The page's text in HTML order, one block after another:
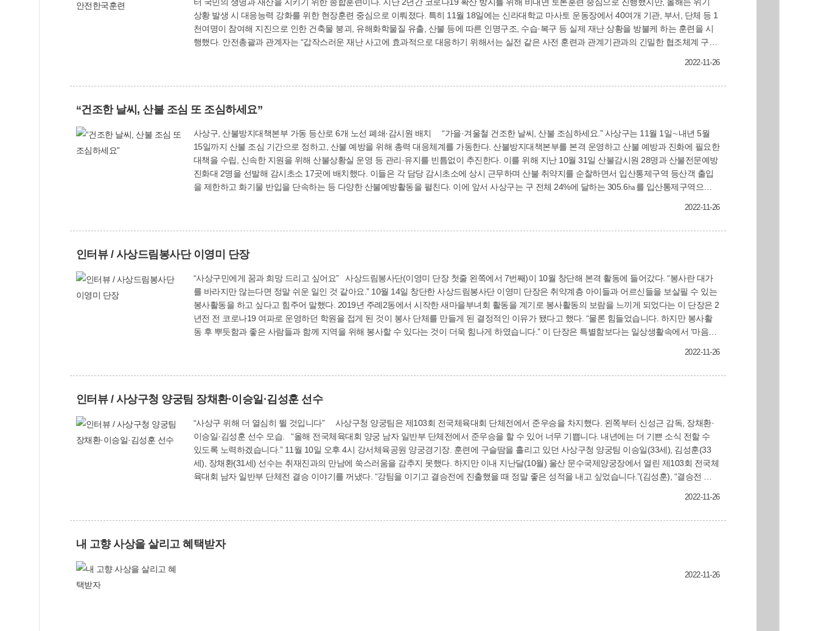
상황 발생 시 대응능력 강화를 위한 현장훈련 중심으로 이뤄졌다. 특히 11월 18일에는 신라대학교 마사토 운동장에서 40여개 기관, 부서, 단체 등 1
천여명이 참여해 지진으로 인한 건축물 붕괴, 유해화학물질 유출, 산불 등에 따른 인명구조, 수습·복구 등 실제 재난 상황을 방불케 하는 훈련을 시
행했다. 안전총괄과 관계자는 “갑작스러운 재난 사고에 효과적으로 대응하기 위해서는 실전 같은 사전 훈련과 관계기관과의 긴밀한 협조체계 구축
2022-11-26
“건조한 날씨, 산불 조심 또 조심하세요”
사상구, 산불방지대책본부 가동 등산로 6개 노선 폐쇄·감시원 배치 “가을·겨울철 건조한 날씨, 산불 조심하세요.” 사상구는 11월 1일∼내년 5월
15일까지 산불 조심 기간으로 정하고, 산불 예방을 위해 총력 대응체계를 가동한다. 산불방지대책본부를 본격 운영하고 산불 예방과 진화에 필요한
대책을 수립, 신속한 지원을 위해 산불상황실 운영 등 관리·유지를 빈틈없이 추진한다. 이를 위해 지난 10월 31일 산불감시원 28명과 산불전문예방
진화대 2명을 선발해 감시초소 17곳에 배치했다. 이들은 각 담당 감시초소에 상시 근무하며 산불 취약지를 순찰하면서 입산통제구역 등산객 출입
을 제한하고 화기물 반입을 단속하는 등 다양한 산불예방활동을 펼친다. 이에 앞서 사상구는 구 전체 24%에 달하는 305.6㏊를 입산통제구역으로
다"고 말했다. 녹지공원과(☎310-4545)
2022-11-26
인터뷰 / 사상드림봉사단 이영미 단장
“사상구민에게 꿈과 희망 드리고 싶어요” 사상드림봉사단(이영미 단장 첫줄 왼쪽에서 7번째)이 10월 창단해 본격 활동에 들어갔다. “봉사란 대가
를 바라지만 않는다면 정말 쉬운 일인 것 같아요.” 10월 14일 창단한 사상드림봉사단 이영미 단장은 취약계층 아이들과 어르신들을 보살필 수 있는
봉사활동을 하고 싶다고 힘주어 말했다. 2019년 주례2동에서 시작한 새마을부녀회 활동을 계기로 봉사활동의 보람을 느끼게 되었다는 이 단장은 2
년전 전 코로나19 여파로 운영하던 학원을 접게 된 것이 봉사 단체를 만들게 된 결정적인 이유가 됐다고 했다. “물론 힘들었습니다. 하지만 봉사활
동 후 뿌듯함과 좋은 사람들과 함께 지역을 위해 봉사할 수 있다는 것이 더욱 힘나게 하였습니다.” 이 단장은 특별함보다는 일상생활속에서 ‘마음이
까지 매월 10만원씩 지원한다. 요양원에 입소한 어르신들의 나들이 지원과 함께 관내 환경정화 활동, 도서 기증 등 봉사가 필요한 곳이라면 어디든
봉사활동이니 뜻이 있지만 실천하지 못했던 분들의 적극적인 참여를 부탁한다”고 말했다.
2022-11-26
인터뷰 / 사상구청 양궁팀 장채환·이승일·김성훈 선수
“사상구 위해 더 열심히 뛸 것입니다” 사상구청 양궁팀은 제103회 전국체육대회 단체전에서 준우승을 차지했다. 왼쪽부터 신성근 감독, 장채환·
이승일·김성훈 선수 모습. “올해 전국체육대회 양궁 남자 일반부 단체전에서 준우승을 할 수 있어 너무 기쁩니다. 내년에는 더 기쁜 소식 전할 수
있도록 노력하겠습니다.” 11월 10일 오후 4시 강서체육공원 양궁경기장. 훈련에 구슬땀을 흘리고 있던 사상구청 양궁팀 이승일(33세), 김성훈(33
세), 장채환(31세) 선수는 취재진과의 만남에 쑥스러움을 감추지 못했다. 하지만 이내 지난달(10월) 울산 문수국제양궁장에서 열린 제103회 전국체
육대회 남자 일반부 단체전 결승 이야기를 꺼냈다. “강팀을 이기고 결승전에 진출했을 때 정말 좋은 성적을 내고 싶었습니다.”(김성훈), “결승전 전
2022-11-26
내 고향 사상을 살리고 혜택받자
2022-11-26